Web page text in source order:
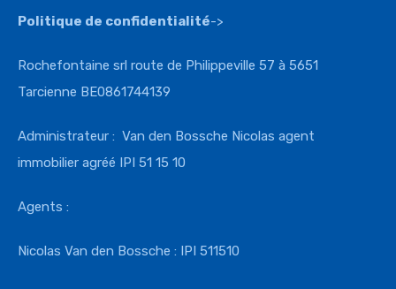
Politique de confidentialité->
Rochefontaine srl route de Philippeville 57 à 5651
Tarcienne BE0861744139
Administrateur : Van den Bossche Nicolas agent
immobilier agréé IPI 51 15 10
Agents :
Nicolas Van den Bossche : IPI 511510